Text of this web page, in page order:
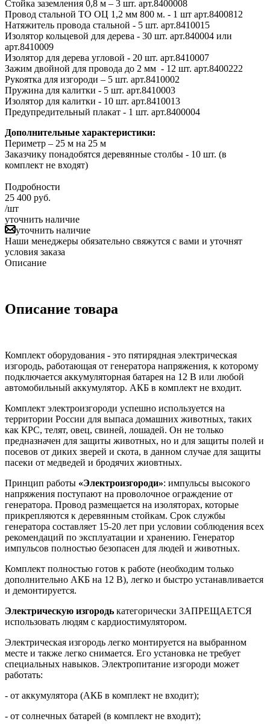
Стойка заземления 0,8 м – 3 шт. арт.8400008
Провод стальной ТО ОЦ 1,2 мм 800 м. - 1 шт арт.8400812
Натяжитель провода стальной - 5 шт. арт.8410015
Изолятор кольцевой для дерева - 30 шт. арт.840004 или
арт.8410009
Изолятор для дерева угловой - 20 шт. арт.8410007
Зажим двойной для провода до 2 мм - 12 шт. арт.8400222
Рукоятка для изгороди – 5 шт. арт.8410002
Пружина для калитки - 5 шт. арт.8410003
Изолятор для калитки - 10 шт. арт.8410013
Предупредительный плакат - 1 шт. арт.8400004
Дополнительные характеристики:
Периметр – 25 м на 25 м
Заказчику понадобятся деревянные столбы - 10 шт. (в
комплект не входят)
Подробности
25 400 руб.
/шт
уточнить наличие
уточнить наличие
Наши менеджеры обязательно свяжутся с вами и уточнят
условия заказа
Описание
Описание товара
Комплект оборудования - это пятирядная электрическая
изгородь, работающая от генератора напряжения, к которому
подключается аккумуляторная батарея на 12 В или любой
автомобильный аккумулятор. АКБ в комплект не входит.
Комплект электроизгороди успешно используется на
территории России для выпаса домашних животных, таких
как КРС, телят, овец, свиней, лошадей. Он не только
предназначен для защиты животных, но и для защиты полей и
посевов от диких зверей и скота, в данном случае для защиты
пасеки от медведей и бродячих жиовтных.
Принцип работы «Электроизгороди»: импульсы высокого
напряжения поступают на проволочное ограждение от
генератора. Провод размещается на изоляторах, которые
прикрепляются к деревянным стойкам. Срок службы
генератора составляет 15-20 лет при условии соблюдения всех
рекомендаций по эксплуатации и хранению. Генератор
импульсов полностью безопасен для людей и животных.
Комплект полностью готов к работе (необходим только
дополнительно АКБ на 12 В), легко и быстро устанавливается
и демонтируется.
Электрическую изгородь категорически ЗАПРЕЩАЕТСЯ
использовать людям с кардиостимулятором.
Электрическая изгородь легко монтируется на выбранном
месте и также легко снимается. Его установка не требует
специальных навыков. Электропитание изгороди может
работать:
- от аккумулятора (АКБ в комплект не входит);
- от солнечных батарей (в комплект не входит);